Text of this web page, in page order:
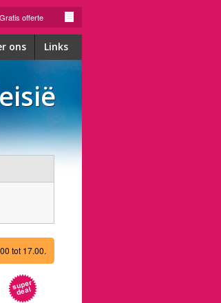
Gratis offerte
ons Links
tot 17.00.